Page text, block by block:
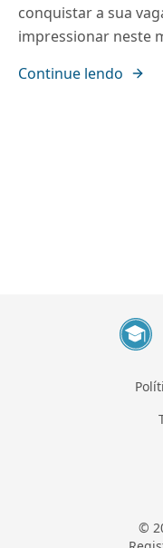
conquistar a sua
impressionar neste
Continue lendo
©